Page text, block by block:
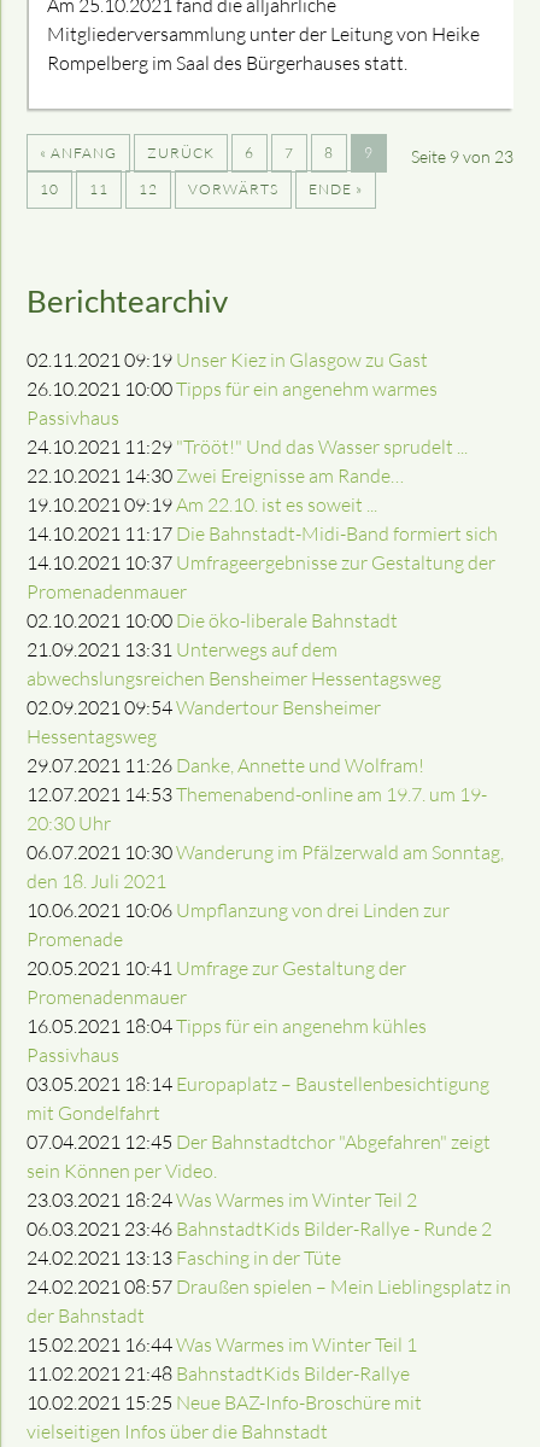
Mitgliederversammlung unter der Leitung von Heike
Rompelberg im Saal des Bürgerhauses statt.
Seite 9 von 23
« ANFANG ZURÜCK 6 7 8
9
10
11 12 VORWÄRTS ENDE »
Berichtearchiv
02.11.2021 09:19 Unser Kiez in Glasgow zu Gast
26.10.2021 10:00Tipps für ein angenehm warmes
Passivhaus
24.10.2021 11:29 "Trööt!" Und das Wasser sprudelt ...
22.10.2021 14:30 Zwei Ereignisse am Rande…
19.10.2021 09:19Am 22.10. ist es soweit ...
14.10.2021 11:17 Die Bahnstadt-Midi-Band formiert sich
14.10.2021 10:37 Umfrageergebnisse zur Gestaltung der
Promenadenmauer
02.10.2021 10:00 Die öko-liberale Bahnstadt
21.09.2021 13:31 Unterwegs auf dem
abwechslungsreichen Bensheimer Hessentagsweg
02.09.2021 09:54Wandertour Bensheimer
Hessentagsweg
29.07.2021 11:26 Danke, Annette und Wolfram!
12.07.2021 14:53Themenabend-online am 19.7. um 19-
20:30 Uhr
06.07.2021 10:30Wanderung im Pfälzerwald am Sonntag,
den 18. Juli 2021
10.06.2021 10:06 Umpflanzung von drei Linden zur
Promenade
20.05.2021 10:41 Umfrage zur Gestaltung der
Promenadenmauer
16.05.2021 18:04Tipps für ein angenehm kühles
Passivhaus
03.05.2021 18:14 Europaplatz – Baustellenbesichtigung
mit Gondelfahrt
07.04.2021 12:45 Der Bahnstadtchor "Abgefahren" zeigt
sein Können per Video.
23.03.2021 18:24Was Warmes im Winter Teil 2
06.03.2021 23:46 BahnstadtKids Bilder-Rallye - Runde 2
24.02.2021 13:13 Fasching in der Tüte
24.02.2021 08:57 Draußen spielen – Mein Lieblingsplatz in
der Bahnstadt
15.02.2021 16:44Was Warmes im Winter Teil 1
11.02.2021 21:48 BahnstadtKids Bilder-Rallye
10.02.2021 15:25 Neue BAZ-Info-Broschüre mit
vielseitigen Infos über die Bahnstadt